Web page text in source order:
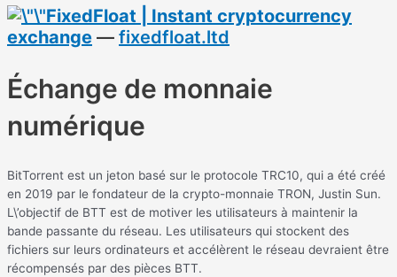
FixedFloat | Instant cryptocurrency
exchange — fixedfloat.ltd
Échange de monnaie
numérique
BitTorrent est un jeton basé sur le protocole TRC10, qui a été créé
en 2019 par le fondateur de la crypto-monnaie TRON, Justin Sun.
L\’objectif de BTT est de motiver les utilisateurs à maintenir la
bande passante du réseau. Les utilisateurs qui stockent des
fichiers sur leurs ordinateurs et accélèrent le réseau devraient être
récompensés par des pièces BTT.